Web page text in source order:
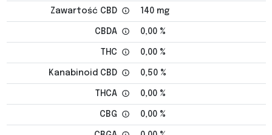
Zawartość CBD 140 mg
CBDA 0,00 %
THC 0,00 %
Kanabinoid CBD 0,50 %
THCA 0,00 %
CBG 0,00 %